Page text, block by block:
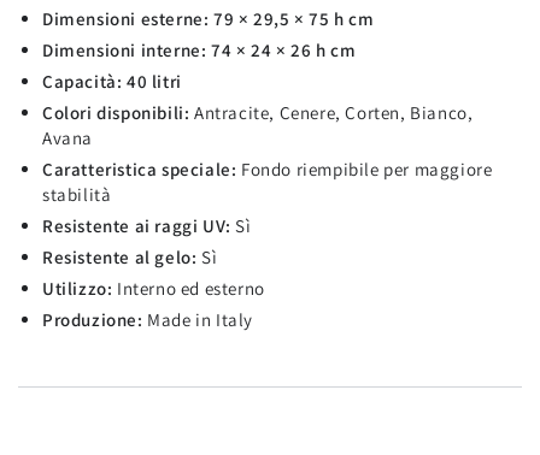
Dimensioni esterne: 79 × 29,5 × 75 h cm
Dimensioni interne: 74 × 24 × 26 h cm
Capacità: 40 litri
Colori disponibili: Antracite, Cenere, Corten, Bianco,
Avana
Caratteristica speciale: Fondo riempibile per maggiore
stabilità
Resistente ai raggi UV: Sì
Resistente al gelo: Sì
Utilizzo: Interno ed esterno
Produzione: Made in Italy